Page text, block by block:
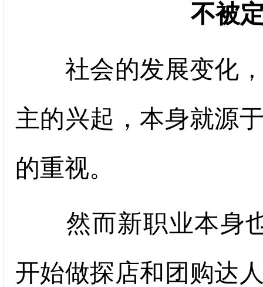
不被
社会的发展变化，
主的兴起，本身就源
的重视。
然而新职业本身也
开始做探店和团购达